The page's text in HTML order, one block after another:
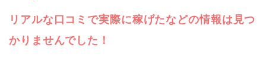
リアルな口コミで実際に稼げたなどの情報は見つ
かりませんでした！